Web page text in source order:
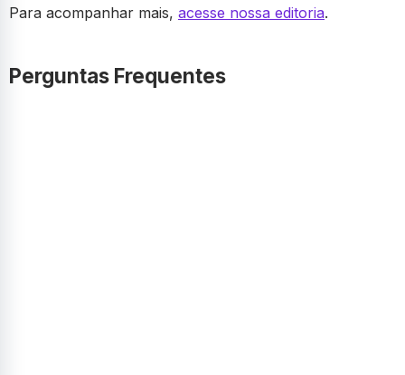
Para acompanhar mais, acesse nossa editoria.
Perguntas Frequentes